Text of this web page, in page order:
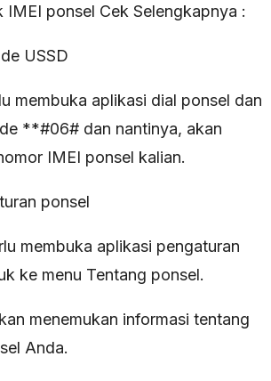
IMEI ponsel Cek Selengkapnya :
USSD
membuka aplikasi dial ponsel dan
**#06# dan nantinya, akan
IMEI ponsel kalian.
ponsel
membuka aplikasi pengaturan
ke menu Tentang ponsel.
menemukan informasi tentang
Anda.